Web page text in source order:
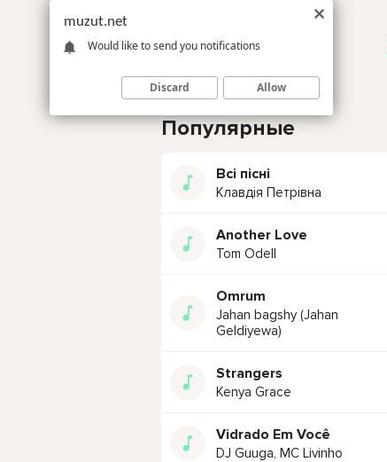
Популярные
Всі пісні
Клавдія Петрівна
Another Love
Tom Odell
Omrum
Jahan bagshy (Jahan
Geldiyewa)
Strangers
Kenya Grace
Vidrado Em Você
DJ Guuga, MC Livinho
muzut.net
Would like to send you notifications
Discard Allow